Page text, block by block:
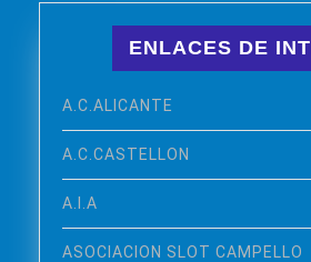
ENLACES DE
A.C.ALICANTE
A.C.CASTELLON
A.I.A
ASOCIACION SLOT CAMPELLO